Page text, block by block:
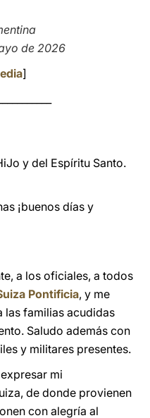
de 2026
]
y del Espíritu Santo.
¡buenos días y
a los oficiales, a todos
Pontificia, y me
las familias acudidas
Saludo además con
y militares presentes.
mi
de donde provienen
con alegría al